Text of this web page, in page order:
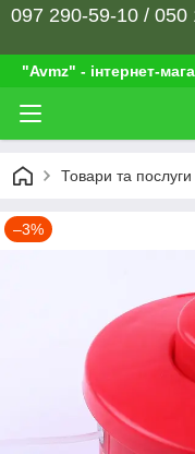
097 290-59-10 /
"Avmz" - інтернет-
Товари та послуги
–3%